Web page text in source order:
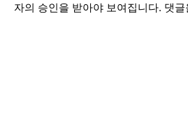
자의 승인을 받아야 보여집니다. 댓